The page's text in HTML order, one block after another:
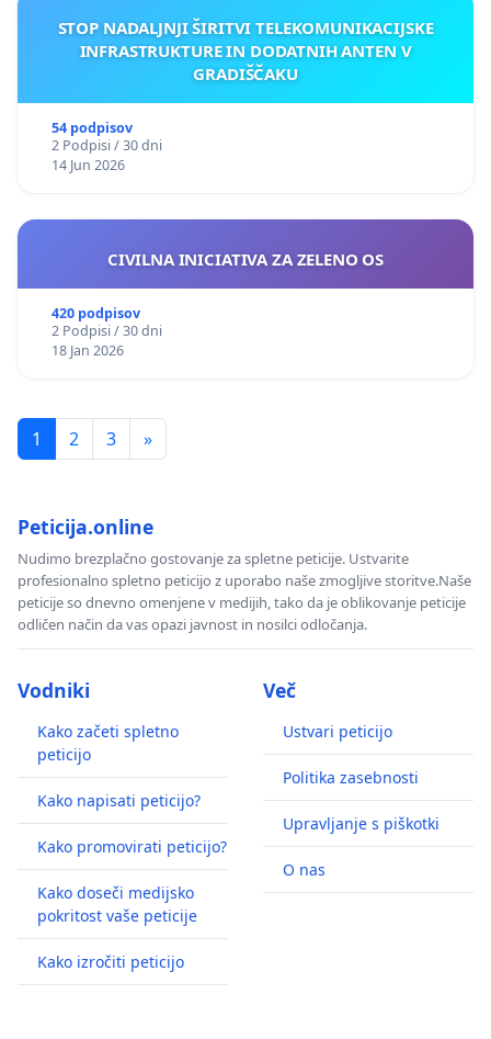
STOP NADALJNJI ŠIRITVI TELEKOMUNIKACIJSKE
INFRASTRUKTURE IN DODATNIH ANTEN V
GRADIŠČAKU
54 podpisov
2 Podpisi / 30 dni
14 Jun 2026
CIVILNA INICIATIVA ZA ZELENO OS
420 podpisov
2 Podpisi / 30 dni
18 Jan 2026
1 2 3 »
Peticija.online
Nudimo brezplačno gostovanje za spletne peticije. Ustvarite
profesionalno spletno peticijo z uporabo naše zmogljive storitve.Naše
peticije so dnevno omenjene v medijih, tako da je oblikovanje peticije
odličen način da vas opazi javnost in nosilci odločanja.
Vodniki
Kako začeti spletno
peticijo
Kako napisati peticijo?
Kako promovirati peticijo?
Kako doseči medijsko
pokritost vaše peticije
Kako izročiti peticijo
Več
Ustvari peticijo
Politika zasebnosti
Upravljanje s piškotki
O nas